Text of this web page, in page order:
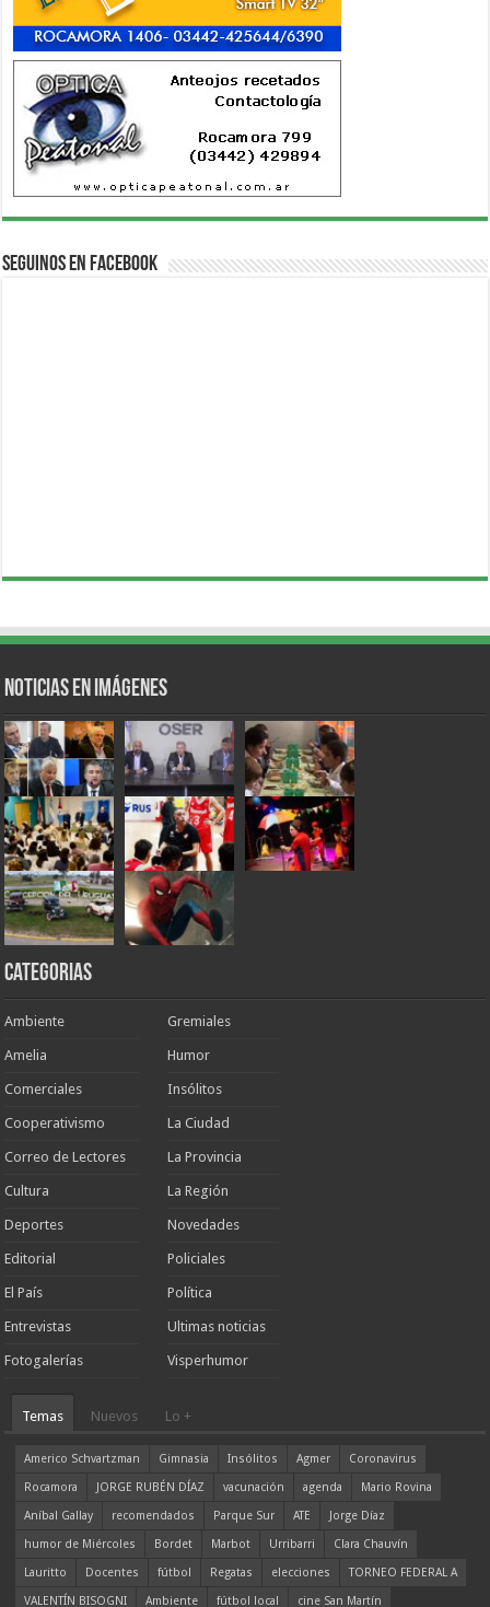
Seguinos en Facebook
Noticias en Imágenes
Categorias
Ambiente
Amelia
Comerciales
Cooperativismo
Correo de Lectores
Cultura
Deportes
Editorial
El País
Entrevistas
Fotogalerías
Gremiales
Humor
Insólitos
La Ciudad
La Provincia
La Región
Novedades
Policiales
Política
Ultimas noticias
Visperhumor
Temas Nuevos Lo +
Americo Schvartzman Gimnasia Insólitos Agmer
Coronavirus
Rocamora
JORGE RUBÉN DÍAZ vacunación agenda
Mario Rovina
Aníbal Gallay
recomendados Parque Sur ATE
Jorge Díaz
humor de Miércoles
Bordet Marbot Urribarri
Clara Chauvín
Lauritto
Docentes fútbol Regatas elecciones
TORNEO FEDERAL A
VALENTÍN BISOGNI
Ambiente fútbol local cine San Martín